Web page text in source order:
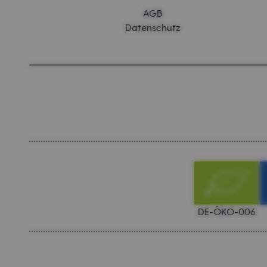
AGB
Datenschutz
DE-ÖKO-006